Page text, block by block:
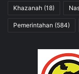
Khazanah (18)
Pemerintahan (584)